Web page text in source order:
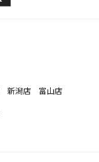
新潟店
富山店